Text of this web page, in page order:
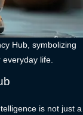
Hub, symbolizing
life.
is not just a